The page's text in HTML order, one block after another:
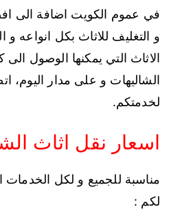
في عموم الكويت اضافة الى
و التغليف للاثاث بكل انواعه و
الاثاث التي يمكنها الوصول
الشاليهات و على مدار اليوم،
لخدمتكم.
اسعار نقل اثاث
مناسبة للجميع و لكل الخدمات
لكم :